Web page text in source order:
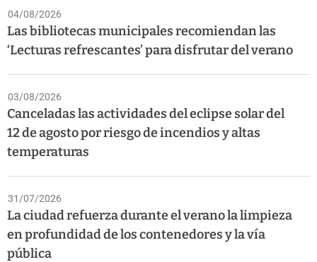
04/08/2026
Las bibliotecas municipales recomiendan las
‘Lecturas refrescantes’ para disfrutar del verano
03/08/2026
Canceladas las actividades del eclipse solar del
12 de agosto por riesgo de incendios y altas
temperaturas
31/07/2026
La ciudad refuerza durante el verano la limpieza
en profundidad de los contenedores y la vía
pública